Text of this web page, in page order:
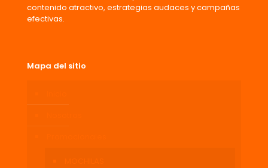
contenido atractivo, estrategias audaces y campañas
efectivas.
Mapa del sitio